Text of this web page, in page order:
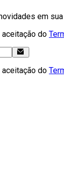
em
do
do